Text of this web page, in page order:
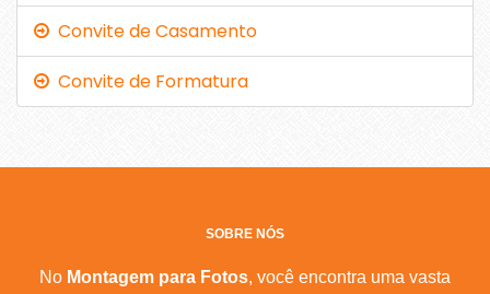
Convite de Casamento
Convite de Formatura
SOBRE NÓS
No Montagem para Fotos, você encontra uma vasta